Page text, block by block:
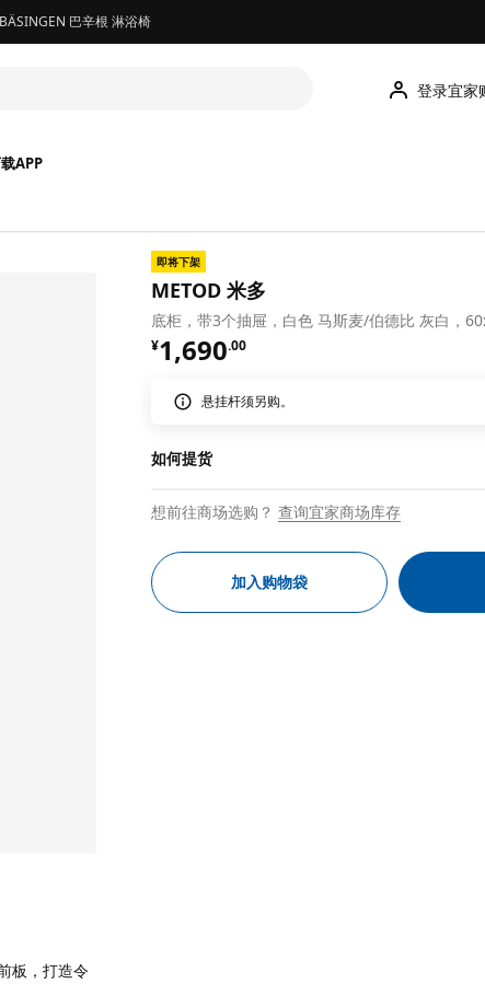
巴辛根 淋浴椅
登录宜家
APP
板，打造令
即将下架
METOD 米多
底柜，带3个抽屉，白色 马斯麦/伯德比 灰白，
¥1,690.00
¥ 1690.00
悬挂杆须另购。
如何提货
想前往商场选购？ 查询宜家商场库存
加入购物袋